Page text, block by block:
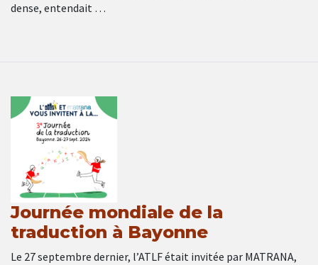
dense, entendait …
Journée mondiale de la
traduction à Bayonne
Le 27 septembre dernier, l’ATLF était invitée par MATRANA,